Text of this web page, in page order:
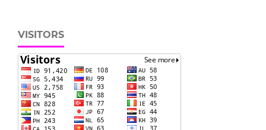
VISITORS